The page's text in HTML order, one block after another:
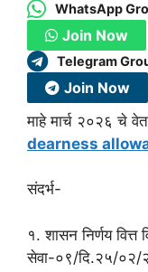
WhatsApp
Join Now
Telegram
Join Now
माहे मार्च २०२६ चे
dearness
संदर्भ-
१. शासन निर्णय
सेवा-०९/दि.२५/०२/